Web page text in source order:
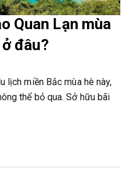
Quan Lạn mùa
đâu?
lịch miền Bắc mùa hè này,
thể bỏ qua. Sở hữu bãi